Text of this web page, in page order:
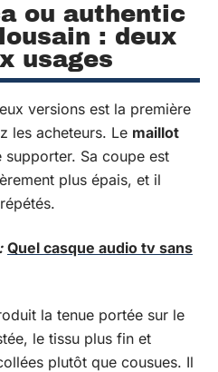
ou authentic
: deux
usages
versions est la première
les acheteurs. Le maillot
Sa coupe est
plus épais, et il
Quel casque audio tv sans
la tenue portée sur le
le tissu plus fin et
plutôt que cousues. Il